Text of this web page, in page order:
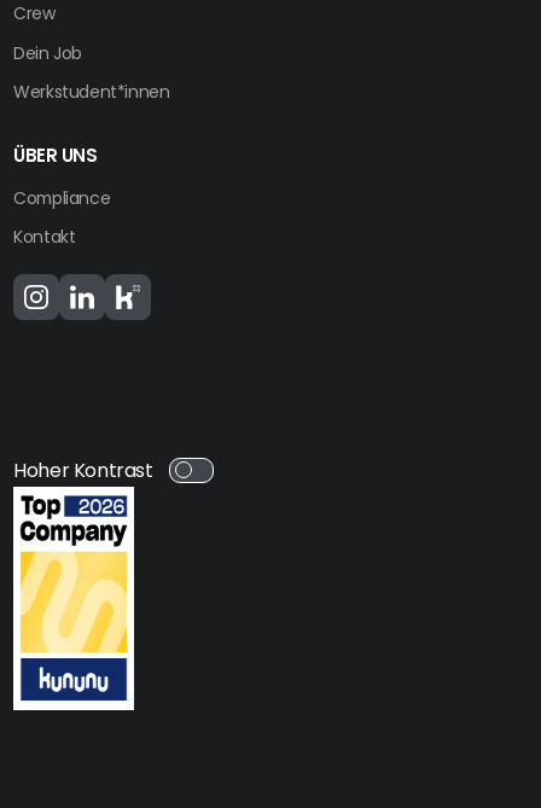
Crew
Dein Job
Werkstudent*innen
ÜBER UNS
Compliance
Kontakt
Hoher Kontrast